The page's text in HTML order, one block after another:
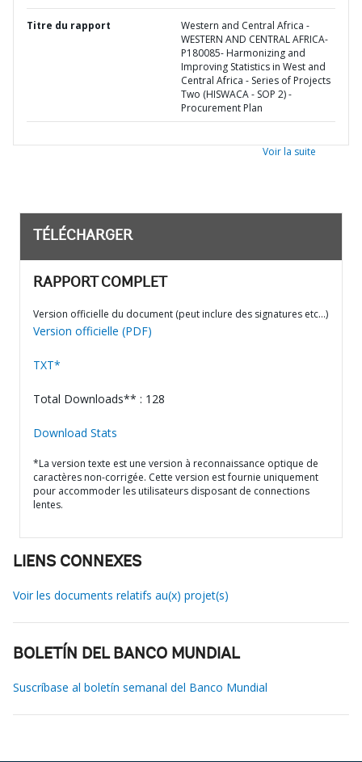
Titre du rapport
Western and Central Africa -
WESTERN AND CENTRAL AFRICA-
P180085- Harmonizing and
Improving Statistics in West and
Central Africa - Series of Projects
Two (HISWACA - SOP 2) -
Procurement Plan
Voir la suite
TÉLÉCHARGER
RAPPORT COMPLET
Version officielle du document (peut inclure des signatures etc…)
Version officielle (PDF)
TXT*
Total Downloads** : 128
Download Stats
*La version texte est une version à reconnaissance optique de
caractères non-corrigée. Cette version est fournie uniquement
pour accommoder les utilisateurs disposant de connections
lentes.
LIENS CONNEXES
Voir les documents relatifs au(x) projet(s)
BOLETÍN DEL BANCO MUNDIAL
Suscríbase al boletín semanal del Banco Mundial